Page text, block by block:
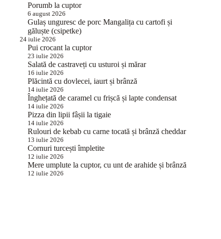
Porumb la cuptor
6 august 2026
Gulaș unguresc de porc Mangalița cu cartofi și
găluște (csipetke)
24 iulie 2026
Pui crocant la cuptor
23 iulie 2026
Salată de castraveți cu usturoi și mărar
16 iulie 2026
Plăcintă cu dovlecei, iaurt și brânză
14 iulie 2026
Înghețată de caramel cu frișcă și lapte condensat
14 iulie 2026
Pizza din lipii fâșii la tigaie
14 iulie 2026
Rulouri de kebab cu carne tocată și brânză cheddar
13 iulie 2026
Cornuri turcești împletite
12 iulie 2026
Mere umplute la cuptor, cu unt de arahide și brânză
12 iulie 2026